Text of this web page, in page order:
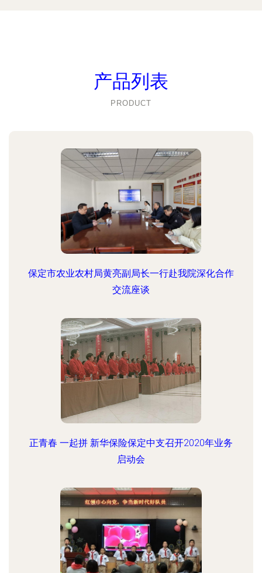
产品列表
PRODUCT
保定市农业农村局黄亮副局长一行赴我院深化合作
交流座谈
正青春 一起拼 新华保险保定中支召开2020年业务
启动会